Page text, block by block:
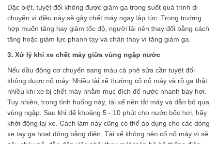
Đặc biệt, tuyệt đối không được giảm ga trong suốt quá trình di
chuyển vì điều này sẽ gây chết máy ngay lập tức. Trong trường
hợp muốn tăng hay giảm tốc độ, người lái nên thay đổi bằng cách
tăng hoặc giảm lực phanh tay và chân thay vì tăng giảm ga.
3. Xử lý khi xe chết máy giữa vùng ngập nước
Nếu dầu động cơ chuyển sang màu cà phê sữa cần tuyệt đối
không được nổ máy. Nhiều tài xế thường cố nổ máy và rồ ga thật
nhiều khi xe bị chết máy nhằm mục đích để nước nhanh bay hơi.
Tuy nhiên, trong tình huống này, tài xế nên tắt máy và dẫn bộ qua
vùng ngập. Sau khi để khoảng 5 - 10 phút cho nước bốc hơi, hãy
khởi động lại xe. Cách làm này cũng có thể áp dụng cho các dòng
xe tay ga hoạt động bằng điện. Tài xế không nên cố nổ máy vì sẽ